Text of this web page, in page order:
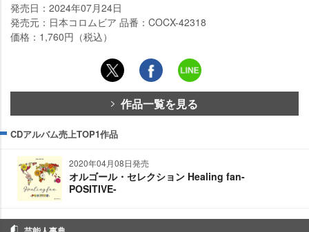
発売日：2024年07月24日
発売元：日本コロムビア 品番：COCX-42318
価格：1,760円（税込）
作品一覧を見る
CDアルバム売上TOP1作品
2020年04月08日発売
オルゴール・セレクション Healing fan-
POSITIVE-